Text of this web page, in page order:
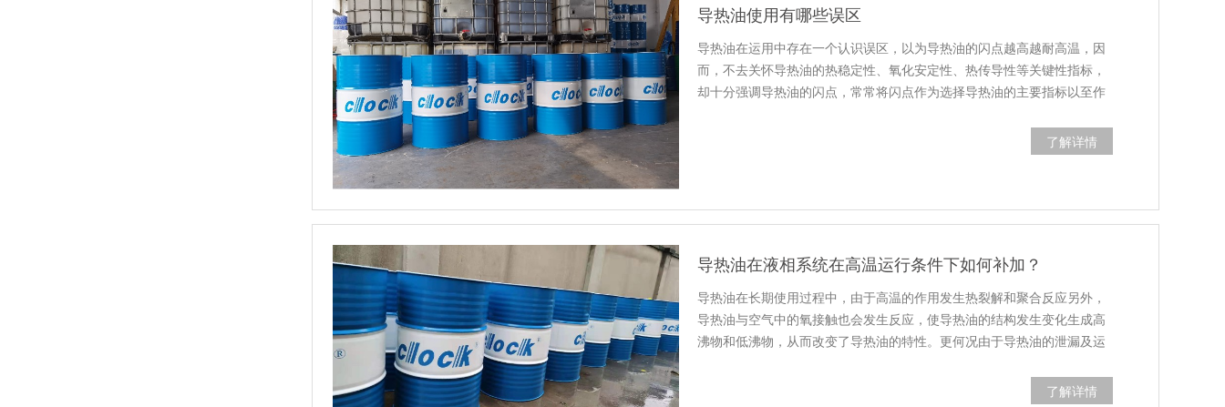
导热油使用有哪些误区
导热油在运用中存在一个认识误区，以为导热油的闪点越高越耐高温，因
而，不去关怀导热油的热稳定性、氧化安定性、热传导性等关键性指标，
却十分强调导热油的闪点，常常将闪点作为选择导热油的主要指标以至作
了解详情
导热油在液相系统在高温运行条件下如何补加？
导热油在长期使用过程中，由于高温的作用发生热裂解和聚合反应另外，
导热油与空气中的氧接触也会发生反应，使导热油的结构发生变化生成高
沸物和低沸物，从而改变了导热油的特性。更何况由于导热油的泄漏及运
了解详情